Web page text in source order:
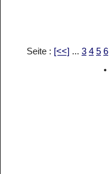
Seite : [<<] ... 3 4 5 6